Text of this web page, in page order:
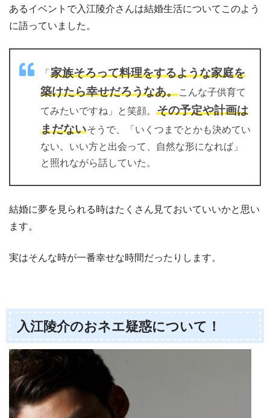
あるイベントで入江陵介さんは結婚生活についてこのよう
に語っていました。
「家族そろって料理をするような家庭を
築けたら幸せだろうなあ。こんな子供育て
てみたいですね」と笑顔。 その予定や計画は
まだないそうで、「いくつまでとかも決めてい
ない。いい方と出会って、自然な形になれば」
と照れながら話していた。
結婚に夢を見られる時はたくさん見ておいていいかと思い
ます。
実はそんな時が一番幸せな時間だったりします。
入江陵介のおネエ疑惑について！